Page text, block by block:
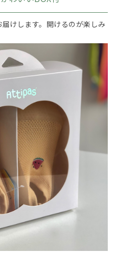
けします。開けるのが楽しみ